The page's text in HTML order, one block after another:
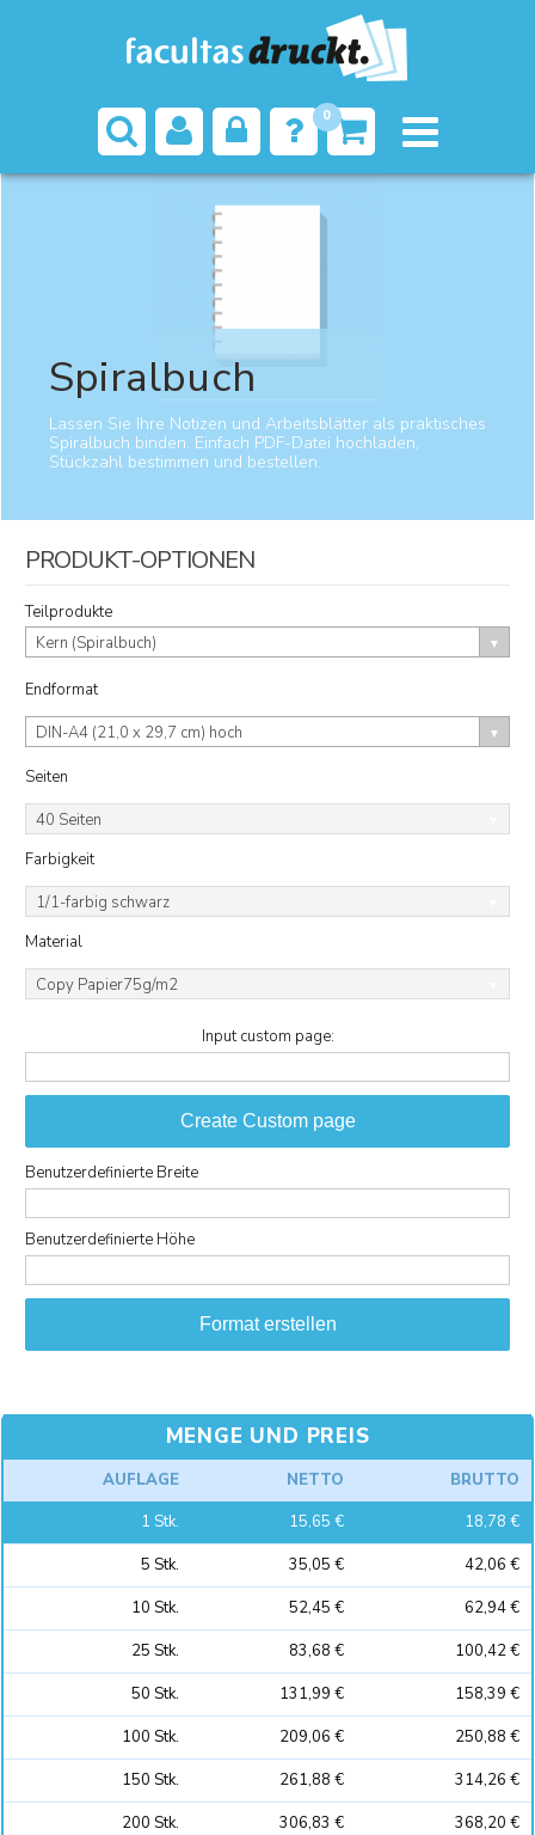
0
Spiralbuch
Spiralbuch
Lassen Sie Ihre Notizen und Arbeitsblätter als praktisches
Spiralbuch binden. Einfach PDF-Datei hochladen,
Stückzahl bestimmen und bestellen.
PRODUKT-OPTIONEN
Teilprodukte
Kern (Spiralbuch)
Endformat
DIN-A4 (21,0 x 29,7 cm) hoch
Seiten
40 Seiten
Farbigkeit
1/1-farbig schwarz
Material
Copy Papier75g/m2
Input custom page:
Create Custom page
Benutzerdefinierte Breite
Benutzerdefinierte Höhe
Format erstellen
MENGE UND PREIS
AUFLAGE NETTO
BRUTTO
1 Stk. 15,65 €
18,78 €
5 Stk. 35,05 €
42,06 €
10 Stk. 52,45 €
62,94 €
25 Stk. 83,68 €
100,42 €
50 Stk. 131,99 €
158,39 €
100 Stk. 209,06 €
250,88 €
150 Stk. 261,88 €
314,26 €
200 Stk. 306,83 €
368,20 €